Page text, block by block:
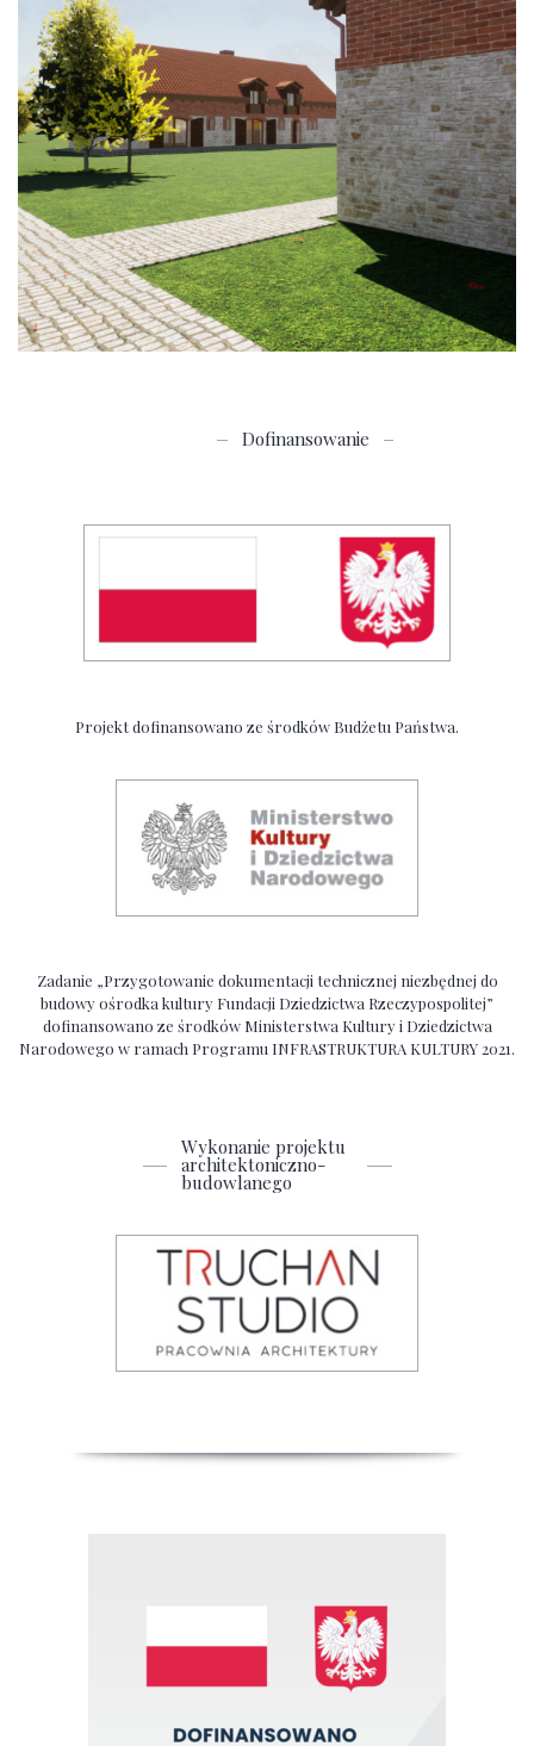
Dofinansowanie
Projekt dofinansowano ze środków Budżetu Państwa.
Zadanie „Przygotowanie dokumentacji technicznej niezbędnej do
budowy ośrodka kultury Fundacji Dziedzictwa Rzeczypospolitej”
dofinansowano ze środków Ministerstwa Kultury i Dziedzictwa
Narodowego w ramach Programu INFRASTRUKTURA KULTURY 2021.
Wykonanie projektu
architektoniczno-
budowlanego